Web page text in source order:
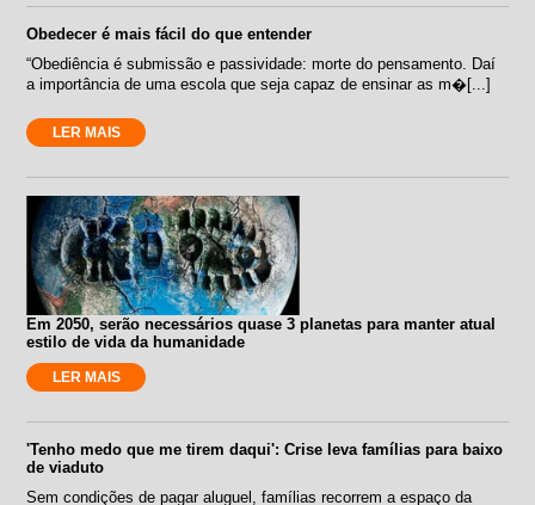
Obedecer é mais fácil do que entender
“Obediência é submissão e passividade: morte do pensamento. Daí
a importância de uma escola que seja capaz de ensinar as m�[...]
LER MAIS
Em 2050, serão necessários quase 3 planetas para manter atual
estilo de vida da humanidade
LER MAIS
'Tenho medo que me tirem daqui': Crise leva famílias para baixo
de viaduto
Sem condições de pagar aluguel, famílias recorrem a espaço da